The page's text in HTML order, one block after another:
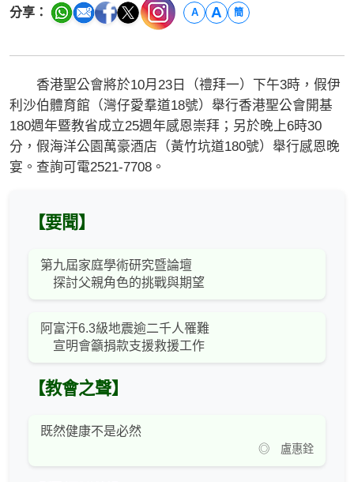
分享： A A 簡
香港聖公會將於10月23日（禮拜一）下午3時，假伊
利沙伯體育館（灣仔愛羣道18號）舉行香港聖公會開基
180週年暨教省成立25週年感恩崇拜；另於晚上6時30
分，假海洋公園萬豪酒店（黃竹坑道180號）舉行感恩晚
宴。查詢可電2521-7708。
【要聞】
第九屆家庭學術研究暨論壇
探討父親角色的挑戰與期望
阿富汗6.3級地震逾二千人罹難
宣明會籲捐款支援救援工作
【教會之聲】
既然健康不是必然
◎ 盧惠銓